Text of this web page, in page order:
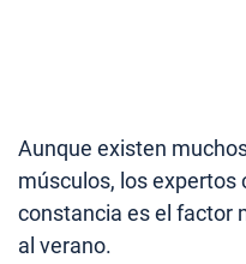
Aunque existen
músculos, los expertos
constancia es el factor
al verano.